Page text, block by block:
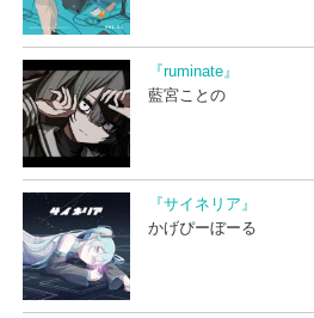
『ruminate』
藍宮ことの
『サイネリア』
かげぴーぼーる